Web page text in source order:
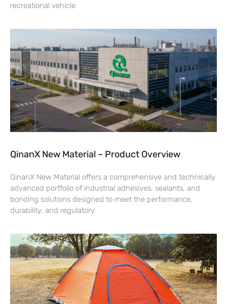
recreational vehicle
QinanX New Material – Product Overview
QinanX New Material offers a comprehensive and technically
advanced portfolio of industrial adhesives, sealants, and
bonding solutions designed to meet the performance,
durability, and regulatory